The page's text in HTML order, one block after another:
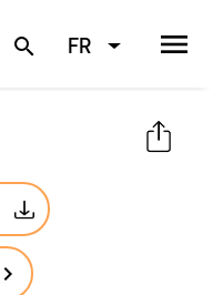
search FR menu
navigate_next